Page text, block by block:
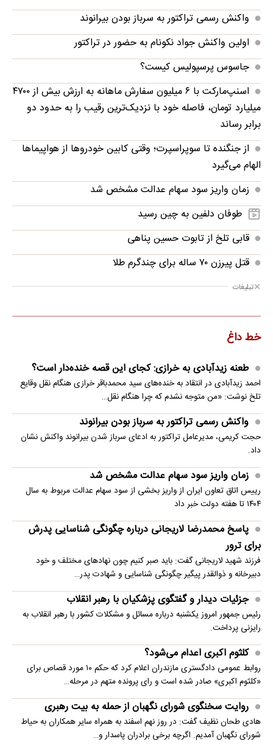
واکنش رسمی تراکتور به سرباز بودن بیرانوند
اولین واکنش جواد نکونام به حضور در تراکتور
جاسوس پرسپولیس کیست؟
اسنپ‌مارکت با ۶ میلیون سفارش ماهانه به ارزش بیش از ۴۷۰۰
میلیارد تومان، فاصله خود با نزدیک‌ترین رقیب را به حدود دو
برابر رساند
از جنگنده تا سوپراسپرت؛ وقتی کابین خودروها از هواپیماها
الهام می‌گیرد
زمان واریز سود سهام عدالت مشخص شد
طوفان دلفین به چین رسید
قابی تلخ از تابوت حسین پناهی
قتل پیرزن ۷۰ ساله برای چندگرم طلا
تبلیغات
خط داغ
طعنه زیدآبادی به خرازی: کجای این قصه خنده‌دار است؟
احمد زیدآبادی در انتقاد به خنده‌های سید محمدباقر خرازی هنگام نقل وقایع
تلخ نوشت: «من متوجه نشدم که چرا هنگام نقل…
واکنش رسمی تراکتور به سرباز بودن بیرانوند
حجت کریمی، مدیرعامل تراکتور به ادعای سرباز شدن بیرانوند واکنش نشان
داد.
زمان واریز سود سهام عدالت مشخص شد
رییس اتاق تعاون ایران از واریز بخشی از سود سهام عدالت مربوط به سال
۱۴۰۴ تا هفته دولت خبر داد
پاسخ محمدرضا لاریجانی درباره چگونگی شناسایی پدرش
برای ترور
فرزند شهید لاریجانی گفت: باید صبر کنیم چون نهادهای مختلف و خود
دبیرخانه و ذوالقدر پیگیر چگونگی شناسایی و شهادت پدر…
جزئیات دیدار و گفتگوی پزشکیان با رهبر انقلاب
رئیس جمهور امروز یکشنبه درباره مسائل و مشکلات کشور با رهبر انقلاب به
رایزنی پرداخت.
کلثوم اکبری اعدام می‌شود؟
روابط عمومی دادگستری مازندران اعلام کرد که حکم ۱۰ مورد قصاص برای
«کلثوم اکبری» صادر شده است و رای پرونده متهم در مرحله…
روایت سخنگوی شورای نگهبان از حمله به بیت رهبری
هادی طحان نظیف گفت: در روز نهم اسفند به همراه سایر همکاران به حیاط
شورای نگهبان آمدیم. اگرچه برخی برادران پاسدار و…